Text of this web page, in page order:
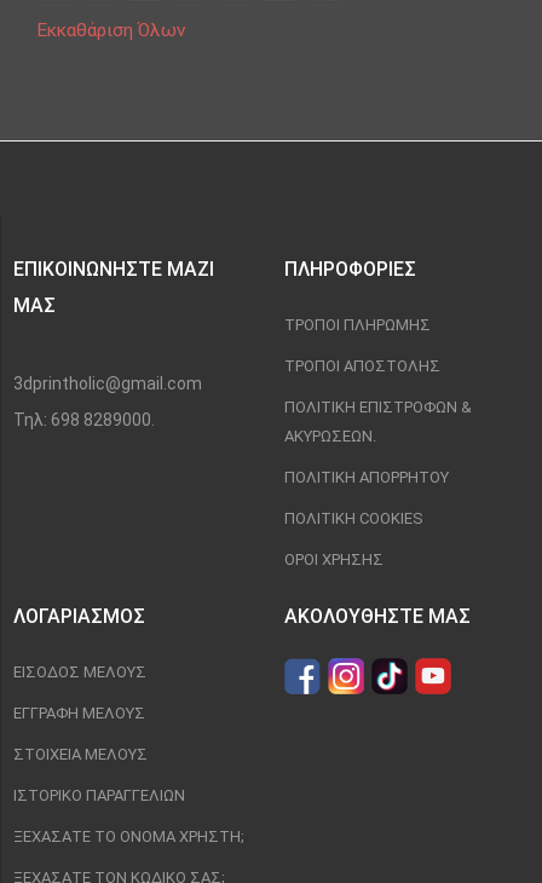
Εκκαθάριση Όλων
ΕΠΙΚΟΙΝΩΝΉΣΤΕ ΜΑΖΊ
ΜΑΣ
3dprintholic@gmail.com
Τηλ: 698 8289000.
ΠΛΗΡΟΦΟΡΊΕΣ
ΤΡΌΠΟΙ ΠΛΗΡΩΜΉΣ
ΤΡΌΠΟΙ ΑΠΟΣΤΟΛΉΣ
ΠΟΛΙΤΙΚΉ ΕΠΙΣΤΡΟΦΏΝ &
ΑΚΥΡΏΣΕΩΝ.
ΠΟΛΙΤΙΚΉ ΑΠΟΡΡΉΤΟΥ
ΠΟΛΙΤΙΚΉ COOKIES
ΌΡΟΙ ΧΡΉΣΗΣ
ΛΟΓΑΡΙΑΣΜΌΣ
ΕΊΣΟΔΟΣ ΜΈΛΟΥΣ
ΕΓΓΡΑΦΉ ΜΈΛΟΥΣ
ΣΤΟΙΧΕΊΑ ΜΈΛΟΥΣ
ΙΣΤΟΡΙΚΌ ΠΑΡΑΓΓΕΛΙΏΝ
ΞΕΧΆΣΑΤΕ ΤΟ ΌΝΟΜΑ ΧΡΉΣΤΗ;
ΞΕΧΆΣΑΤΕ ΤΟΝ ΚΩΔΙΚΌ ΣΑΣ;
ΑΚΟΛΟΥΘΉΣΤΕ ΜΑΣ